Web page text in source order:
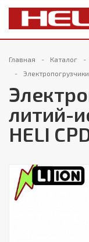
Главная Каталог
литий-
HELI